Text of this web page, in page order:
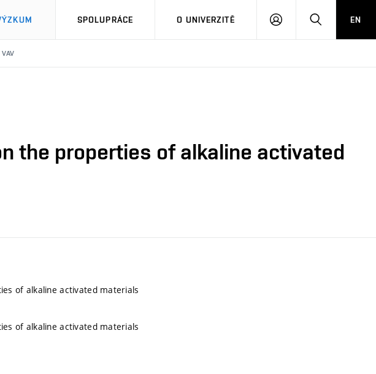
SPOLUPRÁCE O UNIVERZITĚ
PŘIHLÁSIT HLEDATEN
the properties of alkaline activated
of alkaline activated materials
of alkaline activated materials